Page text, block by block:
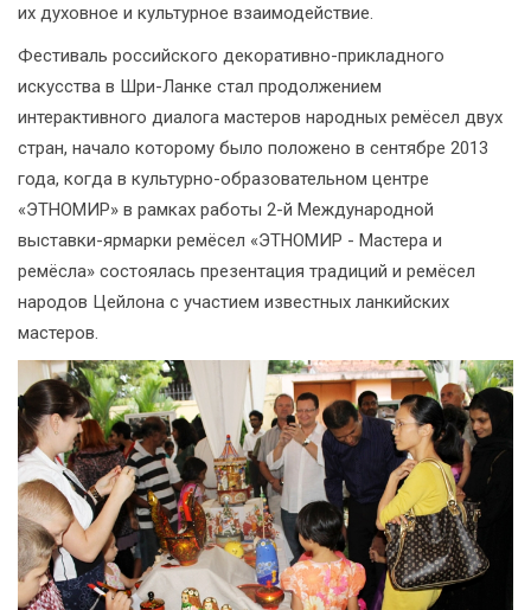
их духовное и культурное взаимодействие.
Фестиваль российского декоративно-прикладного
искусства в Шри-Ланке стал продолжением
интерактивного диалога мастеров народных ремёсел двух
стран, начало которому было положено в сентябре 2013
года, когда в культурно-образовательном центре
«ЭТНОМИР» в рамках работы 2-й Международной
выставки-ярмарки ремёсел «ЭТНОМИР - Мастера и
ремёсла» состоялась презентация традиций и ремёсел
народов Цейлона с участием известных ланкийских
мастеров.